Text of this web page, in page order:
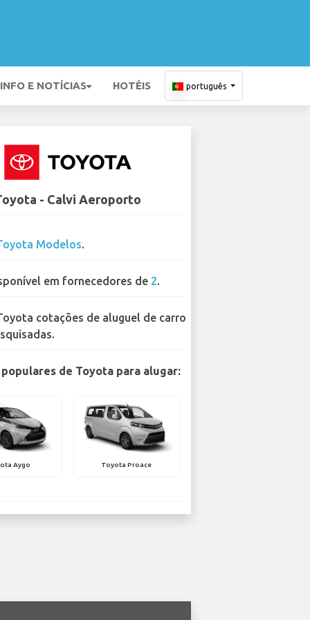
INFO E NOTÍCIAS HOTÉIS português
- Calvi Aeroporto
Modelos.
em fornecedores de 2.
cotações de aluguel de carro
de Toyota para alugar:
Aygo Toyota Proace